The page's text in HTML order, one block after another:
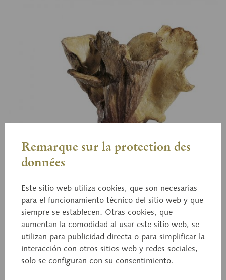
Remarque sur la protection des
données
Este sitio web utiliza cookies, que son necesarias
para el funcionamiento técnico del sitio web y que
siempre se establecen. Otras cookies, que
aumentan la comodidad al usar este sitio web, se
utilizan para publicidad directa o para simplificar la
interacción con otros sitios web y redes sociales,
solo se configuran con su consentimiento.